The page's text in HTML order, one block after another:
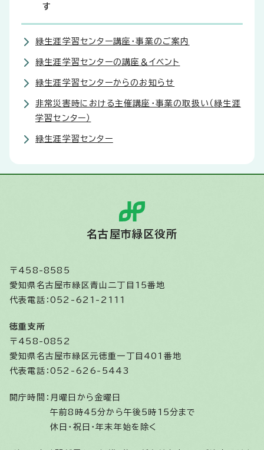
す
緑生涯学習センター講座・事業のご案内
緑生涯学習センターの講座＆イベント
緑生涯学習センターからのお知らせ
非常災害時における主催講座・事業の取扱い（緑生涯
学習センター）
緑生涯学習センター
名古屋市緑区役所
〒458-8585
愛知県名古屋市緑区青山二丁目15番地
代表電話：052-621-2111
徳重支所
〒458-0852
愛知県名古屋市緑区元徳重一丁目401番地
代表電話：052-626-5443
開庁時間： 月曜日から金曜日
午前8時45分から午後5時15分まで
休日・祝日・年末年始を除く